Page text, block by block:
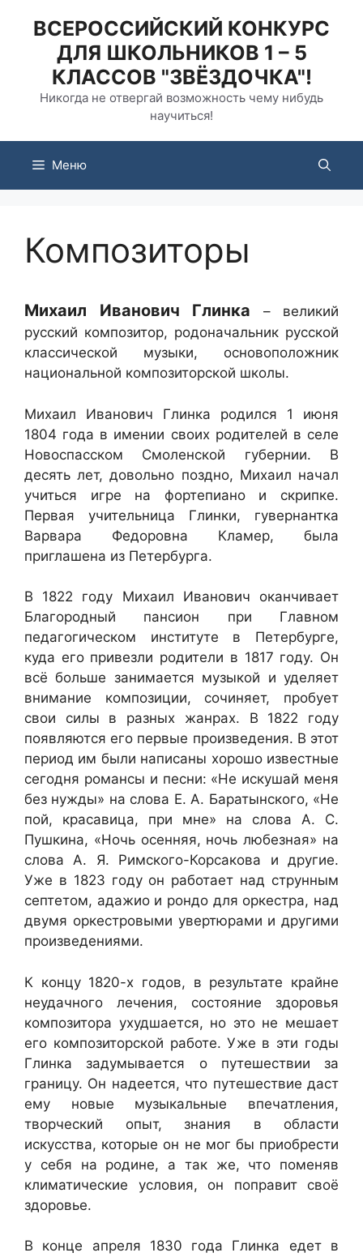
содержимому
ВСЕРОССИЙСКИЙ КОНКУРС
ДЛЯ ШКОЛЬНИКОВ 1 – 5
КЛАССОВ "ЗВЁЗДОЧКА"!
Никогда не отвергай возможность чему нибудь
научиться!
Меню
Композиторы
Михаил Иванович Глинка – великий
русский композитор, родоначальник русской
классической музыки, основоположник
национальной композиторской школы.
Михаил Иванович Глинка родился 1 июня
1804 года в имении своих родителей в селе
Новоспасском Смоленской губернии. В
десять лет, довольно поздно, Михаил начал
учиться игре на фортепиано и скрипке.
Первая учительница Глинки, гувернантка
Варвара Федоровна Кламер, была
приглашена из Петербурга.
В 1822 году Михаил Иванович оканчивает
Благородный пансион при Главном
педагогическом институте в Петербурге,
куда его привезли родители в 1817 году. Он
всё больше занимается музыкой и уделяет
внимание композиции, сочиняет, пробует
свои силы в разных жанрах. В 1822 году
появляются его первые произведения. В этот
период им были написаны хорошо известные
сегодня романсы и песни: «Не искушай меня
без нужды» на слова Е. А. Баратынского, «Не
пой, красавица, при мне» на слова А. С.
Пушкина, «Ночь осенняя, ночь любезная» на
слова А. Я. Римского-Корсакова и другие.
Уже в 1823 году он работает над струнным
септетом, адажио и рондо для оркестра, над
двумя оркестровыми увертюрами и другими
произведениями.
К концу 1820-х годов, в результате крайне
неудачного лечения, состояние здоровья
композитора ухудшается, но это не мешает
его композиторской работе. Уже в эти годы
Глинка задумывается о путешествии за
границу. Он надеется, что путешествие даст
ему новые музыкальные впечатления,
творческий опыт, знания в области
искусства, которые он не мог бы приобрести
у себя на родине, а так же, что поменяв
климатические условия, он поправит своё
здоровье.
В конце апреля 1830 года Глинка едет в